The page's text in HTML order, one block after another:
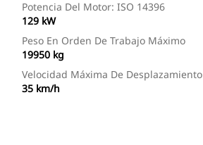
Potencia Del Motor: ISO 14396
129 kW
Peso En Orden De Trabajo Máximo
19950 kg
Velocidad Máxima De Desplazamiento
35 km/h